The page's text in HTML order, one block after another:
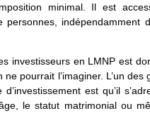
minimal. Il est
personnes, indépendamment
investisseurs en LMNP est
ne pourrait l’imaginer. L’un
est qu’il
le statut matrimonial ou